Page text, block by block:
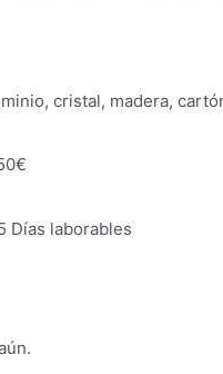
cristal, madera,
Días laborables